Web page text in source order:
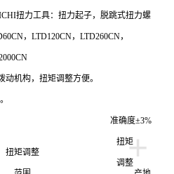
扭力工具：扭力起子，脱跳式扭力螺
，LTD120CN，LTD260CN，
机构，扭矩调整方便。
准确度±3%
+
扭矩调整
扭矩
调整